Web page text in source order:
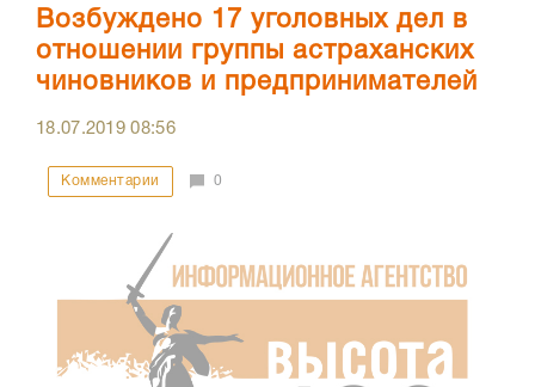
Возбуждено 17 уголовных дел в
отношении группы астраханских
чиновников и предпринимателей
18.07.201908:56
Комментарии 0